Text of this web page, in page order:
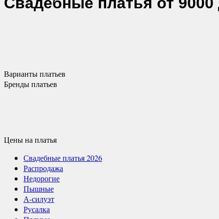
Вариантыплатьев
Брендыплатьев
Ценына платья
Свадебные платья 2026
Распродажа
Недорогие
Пышные
А-силуэт
Русалка